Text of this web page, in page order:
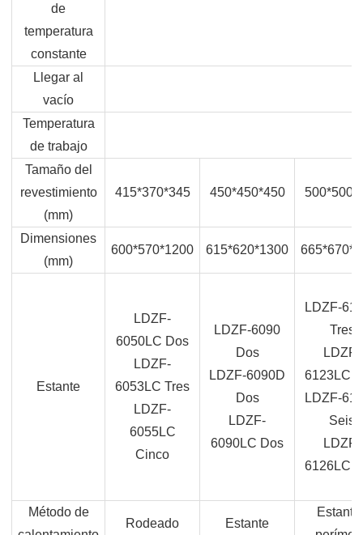
de
temperatura
constante
Llegar al
vacío
Temperatura
de trabajo
Tamaño del
revestimiento
(mm)
415*370*345 450*450*450
Dimensiones
(mm)
600*570*1200 615*620*1300
Estante
LDZF-
6050LC Dos
LDZF-
6053LC Tres
LDZF-
6055LC
Cinco
LDZF-6090
Dos
LDZF-6090D
Dos
LDZF-
6090LC Dos
LDZF-
Tres
LDZF-
6123LC
LDZF-
Seis
LDZF-
6126LC
Método de
Rodeado Estante
Estante